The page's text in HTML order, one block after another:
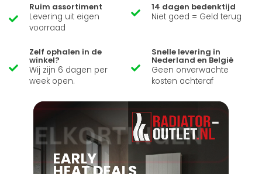
Ruim assortiment
Levering uit eigen
voorraad
14 dagen bedenktijd
Niet goed = Geld terug
Zelf ophalen in de
winkel?
Wij zijn 6 dagen per
week open.
Snelle levering in
Nederland en België
Geen onverwachte
kosten achteraf